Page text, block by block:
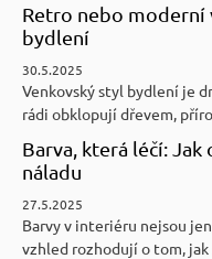
Retro nebo moderní
bydlení
30.5.2025
Venkovský styl bydlení je
rádi obklopují dřevem,
Barva, která léčí:
náladu
27.5.2025
Barvy v interiéru nejsou
vzhled rozhodují o tom, jak